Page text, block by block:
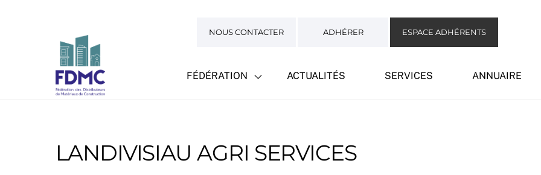
NOUS CONTACTER ADHÉRER ESPACE ADHÉRENTS
FÉDÉRATION ACTUALITÉS SERVICES ANNUAIRE
LANDIVISIAU AGRI SERVICES